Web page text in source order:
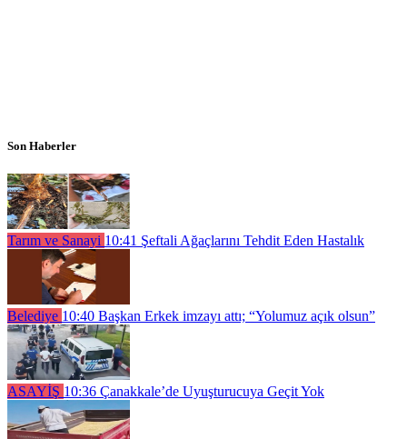
Son Haberler
Tarım ve Sanayi 10:41 Şeftali Ağaçlarını Tehdit Eden Hastalık
Belediye 10:40 Başkan Erkek imzayı attı; “Yolumuz açık olsun”
ASAYİŞ 10:36 Çanakkale’de Uyuşturucuya Geçit Yok